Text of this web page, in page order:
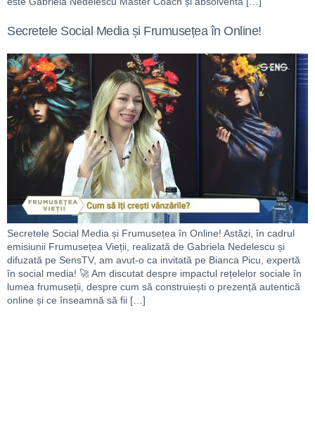
Secretele Social Media și Frumusețea în Online!
Secretele Social Media și Frumusețea în Online! Astăzi, în cadrul
emisiunii Frumusețea Vieții, realizată de Gabriela Nedelescu și
difuzată pe SensTV, am avut-o ca invitată pe Bianca Picu, expertă
în social media! 🚀 Am discutat despre impactul rețelelor sociale în
lumea frumuseții, despre cum să construiești o prezență autentică
online și ce înseamnă să fii […]